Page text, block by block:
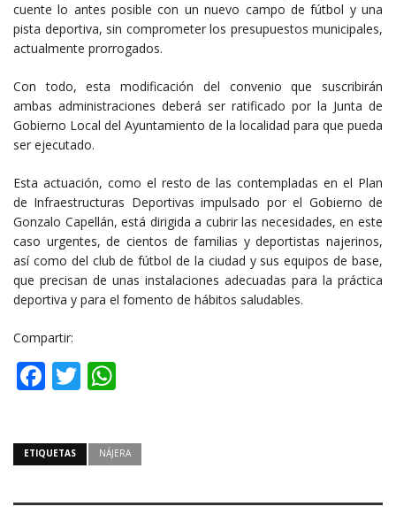
cuente lo antes posible con un nuevo campo de fútbol y una
pista deportiva, sin comprometer los presupuestos municipales,
actualmente prorrogados.
Con todo, esta modificación del convenio que suscribirán
ambas administraciones deberá ser ratificado por la Junta de
Gobierno Local del Ayuntamiento de la localidad para que pueda
ser ejecutado.
Esta actuación, como el resto de las contempladas en el Plan
de Infraestructuras Deportivas impulsado por el Gobierno de
Gonzalo Capellán, está dirigida a cubrir las necesidades, en este
caso urgentes, de cientos de familias y deportistas najerinos,
así como del club de fútbol de la ciudad y sus equipos de base,
que precisan de unas instalaciones adecuadas para la práctica
deportiva y para el fomento de hábitos saludables.
Compartir:
Facebook
Twitter
ETIQUETAS NÁJERA